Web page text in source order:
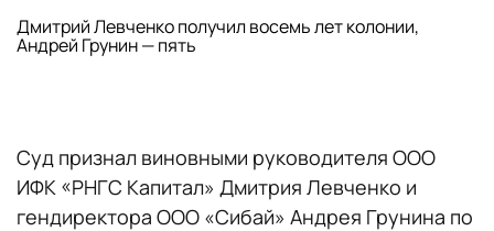
Дмитрий Левченко получил восемь лет колонии,
Андрей Грунин — пять
Суд признал виновными руководителя ООО
ИФК «РНГС Капитал» Дмитрия Левченко и
гендиректора ООО «Сибай» Андрея Грунина по